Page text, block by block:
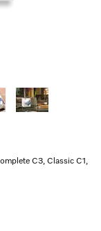
C3, Classic C1,